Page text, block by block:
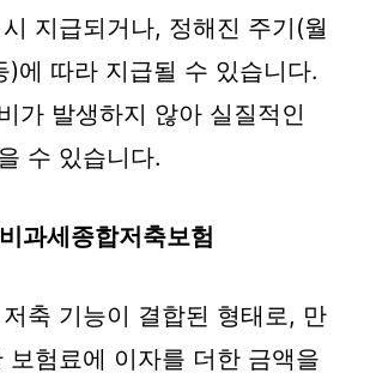
지급되거나, 정해진 주기(월
)에 따라 지급될 수 있습니다.
가 발생하지 않아 실질적인
수 있습니다.
과세종합저축보험
축 기능이 결합된 형태로, 만
보험료에 이자를 더한 금액을